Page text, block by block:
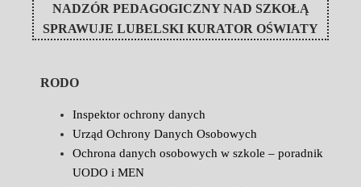
NADZÓR PEDAGOGICZNY NAD SZKOŁĄ
SPRAWUJE LUBELSKI KURATOR OŚWIATY
RODO
Inspektor ochrony danych
Urząd Ochrony Danych Osobowych
Ochrona danych osobowych w szkole – poradnik
UODO i MEN